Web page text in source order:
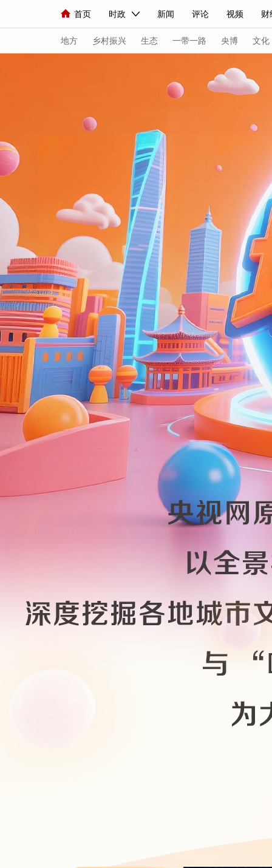
首页 时政 新闻 评论 视频 财
人民领袖习近平 联播+ 中国领导人 央视快评
直播 栏目大全 节目单 听音 微视频
海外频道 iPanda English Монгол
地方 乡村振兴 生态 一带一路 央博 文化
网络春晚 共产党员网 秧纪录
国内 国际
人民领袖习近平
小央视频
现场 前线 比划 蓝海中国
体育 直播 竞猜 2026年世界杯
VIP会员 CCTV奥林匹克频道 生活体育大
财经 教育 乡村振兴 生态环境 一
大国智造 大国展会 大国保险 云顶对话
CCTV.节目官网 直播 节目单 栏目